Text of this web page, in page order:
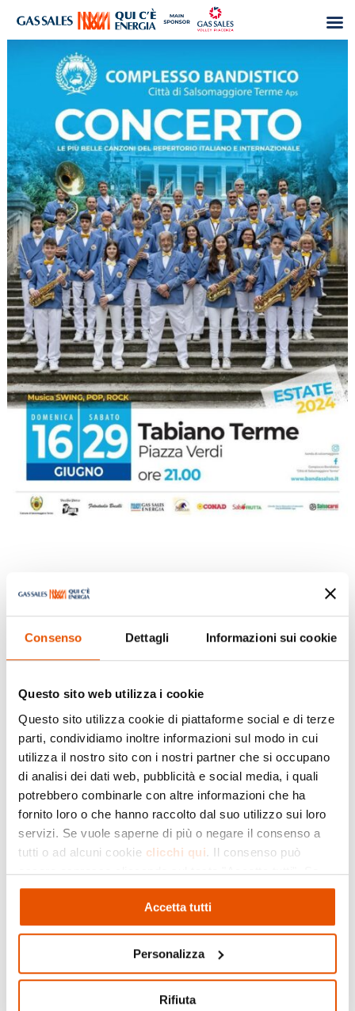
Consenso Dettagli Informazioni sui cookie
Questo sito web utilizza i cookie
Questo sito utilizza cookie di piattaforme social e di terze
parti, condividiamo inoltre informazioni sul modo in cui
utilizza il nostro sito con i nostri partner che si occupano
di analisi dei dati web, pubblicità e social media, i quali
potrebbero combinarle con altre informazioni che ha
fornito loro o che hanno raccolto dal suo utilizzo sui loro
servizi. Se vuole saperne di più o negare il consenso a
tutti o ad alcuni cookie clicchi qui. Il consenso può
essere espresso cliccando sul tasto "Accetta tutti". Se
non vuole i cookie di profilazione può negare il consenso
cliccando sul tasto "Rifiuta"Accetta tutti
Personalizza
Rifiuta
Concerto “Le più belle Canzoni del
Repertorio italiano ed
Internazionale”
Giu 16, 2024|Eventi,Tabiano Terme
Domenica 16 giugno, alle 21 con ingresso libero,
si terrà il Concerto dell’Infiorata: Messa solenne
in onore di Santa Cecilia di Charles Gounod. Si
esibiranno il Coro Vallongina, il Coro Jacopo da
Bologna, la Corale Polifonica A. Gavina. Insieme
a loro, il Soprano Elena Cattani, il Tenore
Federico Bonghi , il Basso Fabio Bonelli,
l’orchestra Sinfonica Colli Morenici. Direttore
Visita il sito di Tabiano Terme